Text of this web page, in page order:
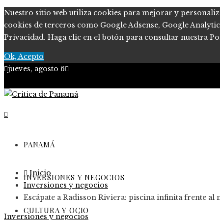
Nuestro sitio web utiliza cookies para mejorar y
cookies de terceros como Google Adsense, Google
Privacidad. Haga clic en el botón para consultar nuestra
Ok, Acepto
jueves, agosto 6
PANAMÁ
INVERSIONES Y NEGOCIOS
CULTURA Y OCIO
Inicio
Inversiones y negocios
Escápate a Radisson Riviera: piscina infinita frente al
Inversiones y negocios